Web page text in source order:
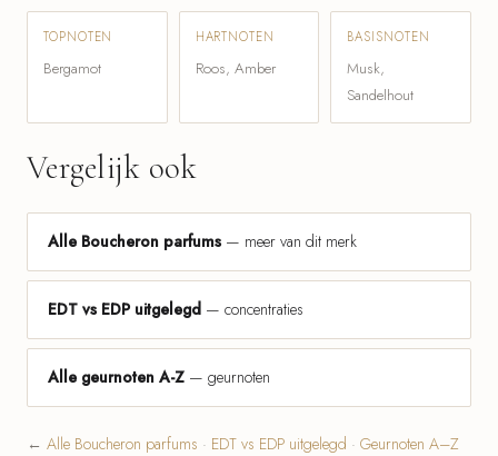
TOPNOTEN
Bergamot
HARTNOTEN
Roos, Amber
BASISNOTEN
Musk,
Sandelhout
Vergelijk ook
Alle Boucheron parfums — meer van dit merk
EDT vs EDP uitgelegd — concentraties
Alle geurnoten A-Z — geurnoten
← Alle Boucheron parfums · EDT vs EDP uitgelegd · Geurnoten A–Z